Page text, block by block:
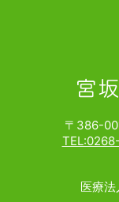
〒386-
医療